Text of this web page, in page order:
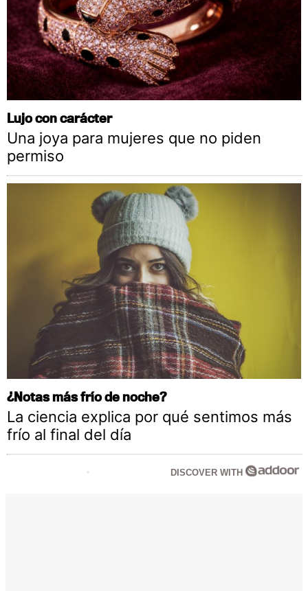
Lujo con carácter
Una joya para mujeres que no piden
permiso
¿Notas más frío de noche?
La ciencia explica por qué sentimos más
frío al final del día
DISCOVER WITH